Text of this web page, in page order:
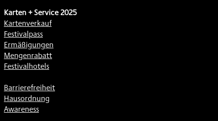
Karten + Service 2025
Kartenverkauf
Festivalpass
Ermäßigungen
Mengenrabatt
Festivalhotels
Barrierefreiheit
Hausordnung
Awareness